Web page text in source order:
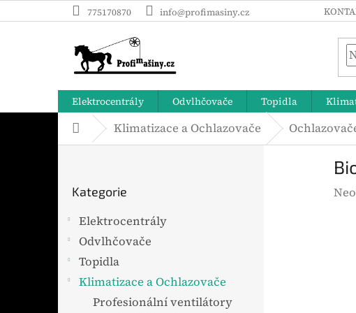
na
775170870 info@profimasiny.cz
Elektrocentrály Odvlhčovače Topidla
DomůKlimatizace a Ochlazovače
kategorie
Kategorie
Elektrocentrály
Odvlhčovače
Topidla
Klimatizace a Ochlazovače
Profesionální ventilátory
P